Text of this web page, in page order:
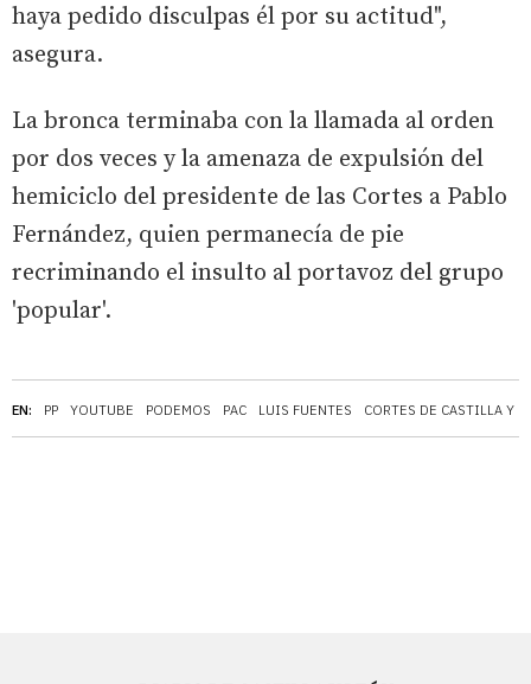
EN: PP YOUTUBE PODEMOS PAC LUIS FUENTES CORTES DE CASTILLA Y
haya pedido disculpas él por su actitud",
asegura.
La bronca terminaba con la llamada al orden
por dos veces y la amenaza de expulsión del
hemiciclo del presidente de las Cortes a Pablo
Fernández, quien permanecía de pie
recriminando el insulto al portavoz del grupo
'popular'.